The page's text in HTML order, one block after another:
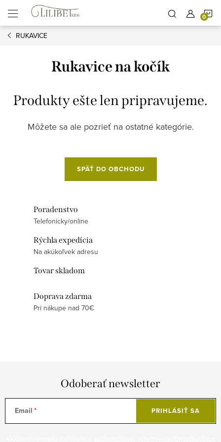
obsah
RUKAVICE
Rukavice na kočík
Produkty ešte len pripravujeme.
Môžete sa ale pozrieť na ostatné kategórie.
SPÄŤ DO OBCHODU
Poradenstvo
Telefonicky/online
Rýchla expedícia
Na akúkoľvek adresu
Tovar skladom
Doprava zdarma
Pri nákupe nad 70€
Odoberať newsletter
Email PRIHLÁSIŤ SA